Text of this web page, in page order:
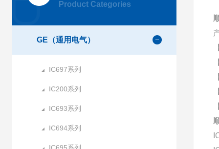
Product Categories
GE（通用电气）
IC697系列
IC200系列
IC693系列
IC694系列